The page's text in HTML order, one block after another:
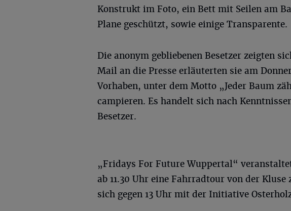
Konstrukt im Foto, ein Bett mit Seilen am
Plane geschützt, sowie einige Transparente.
Die anonym gebliebenen Besetzer zeigten
Mail an die Presse erläuterten sie am
Vorhaben, unter dem Motto „Jeder Baum
campieren. Es handelt sich nach
Besetzer.
„Fridays For Future Wuppertal“
ab 11.30 Uhr eine Fahrradtour von der
sich gegen 13 Uhr mit der Initiative